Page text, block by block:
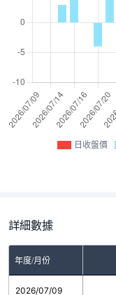
日收盤價
詳細數據
年度/月份
2026/07/09